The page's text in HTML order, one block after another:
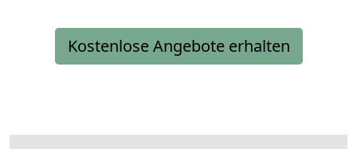
Kostenlose Angebote erhalten